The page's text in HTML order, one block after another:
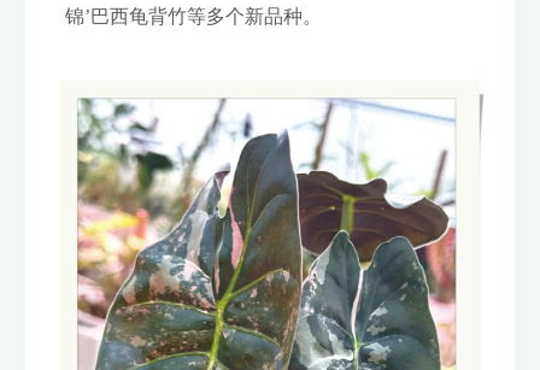
锦’巴西龟背竹等多个新品种。